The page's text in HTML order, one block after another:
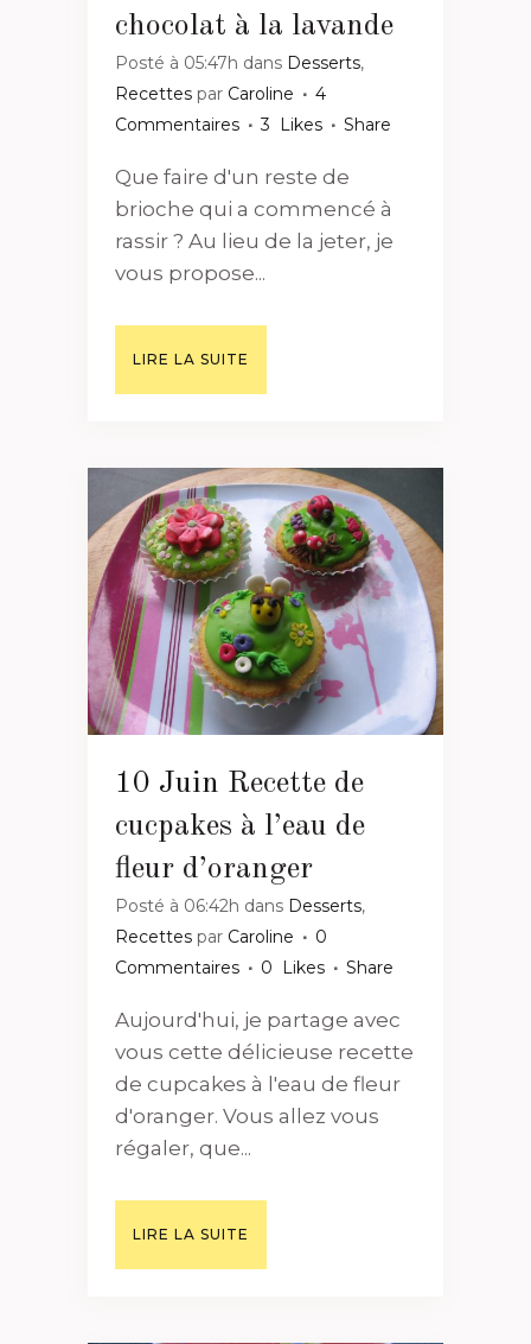
chocolat à la lavande
Posté à 05:47h dans Desserts,
Recettes par Caroline
4
Commentaires
3 Likes Share
Que faire d'un reste de
brioche qui a commencé à
rassir ? Au lieu de la jeter, je
vous propose...
LIRE LA SUITE
10 Juin Recette de
cucpakes à l’eau de
fleur d’oranger
Posté à 06:42h dans Desserts,
Recettes par Caroline
0
Commentaires
0 Likes Share
Aujourd'hui, je partage avec
vous cette délicieuse recette
de cupcakes à l'eau de fleur
d'oranger. Vous allez vous
régaler, que...
LIRE LA SUITE